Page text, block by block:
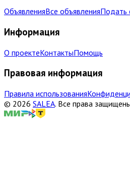
ОбъявленияВсе объявленияПодать
Информация
О проектеКонтактыПомощь
Правовая информация
Правила использования
© 2026 SALEA. Все права